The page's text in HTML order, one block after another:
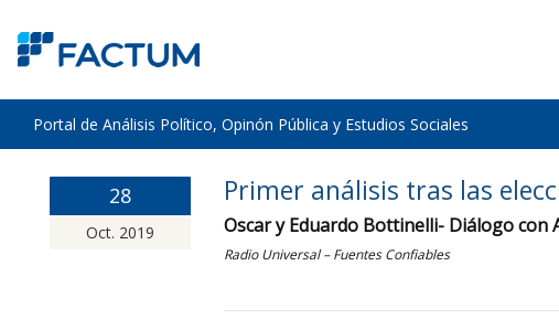
Portal de Análisis Político, Opinón Pública y Estudios Sociales
28
Oct. 2019
Primer análisis tras las
Oscar y Eduardo Bottinelli- Diálogo con
Radio Universal – Fuentes Confiables